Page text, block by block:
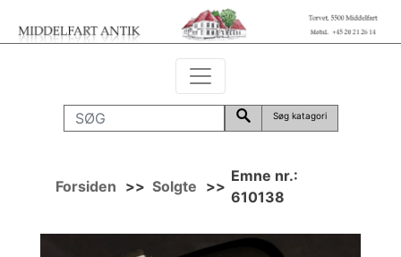
Søg katagori
Forsiden >> Solgte >>
Emne nr.:
610138